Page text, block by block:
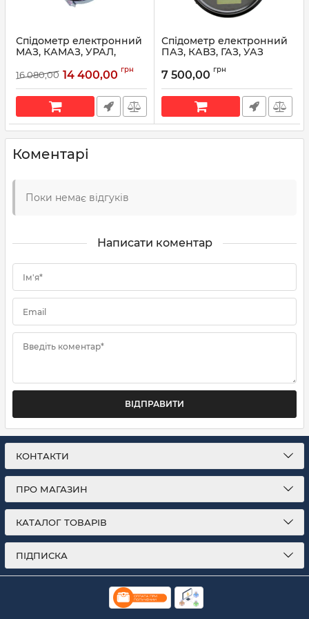
Спідометр електронний
МАЗ, КАМАЗ, УРАЛ,
пластмасовому корпусі)
Артикул: ПА8046-1П
(9029.20.31.90)
16 080,00 14 400,00 грн
Спідометр електронний
ПАЗ, КАВЗ, ГАЗ, УАЗ
12В) (вир-во ВЗЕП)
Артикул: ПА 8160-4
7 500,00 грн
Коментарі
Поки немає відгуків
Написати коментар
Ім'я*
Email
Введіть коментар*
ВІДПРАВИТИ
КОНТАКТИ
ПРО МАГАЗИН
КАТАЛОГ ТОВАРІВ
ПІДПИСКА